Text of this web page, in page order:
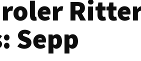
Sepp